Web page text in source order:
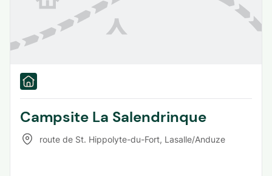
Campsite La Salendrinque
route de St. Hippolyte-du-Fort, Lasalle/Anduze